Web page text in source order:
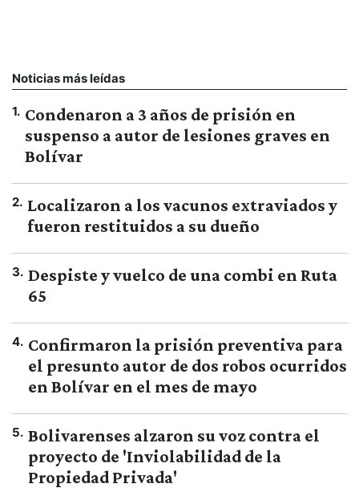
Noticias más leídas
1. Condenaron a 3 años de prisión en
suspenso a autor de lesiones graves en
Bolívar
2. Localizaron a los vacunos extraviados y
fueron restituidos a su dueño
3. Despiste y vuelco de una combi en Ruta
65
4. Confirmaron la prisión preventiva para
el presunto autor de dos robos ocurridos
en Bolívar en el mes de mayo
5. Bolivarenses alzaron su voz contra el
proyecto de 'Inviolabilidad de la
Propiedad Privada'